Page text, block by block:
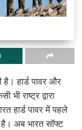
हार्ड पावर और
भी राष्ट्र द्वारा
हार्ड पावर में पहले
अब भारत सॉफ्ट